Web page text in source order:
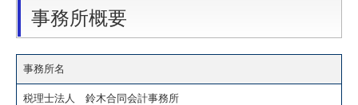
事務所概要
事務所名
税理士法人 鈴木合同会計事務所